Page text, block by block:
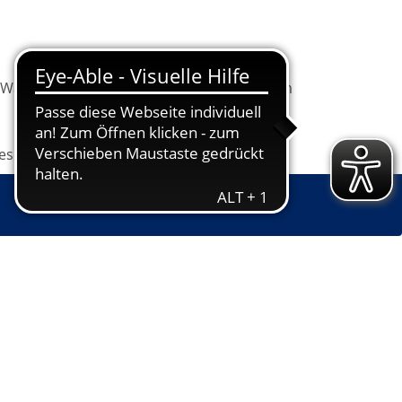
Warenkorb Information Programm
Grundbildung Jugendkunstschule